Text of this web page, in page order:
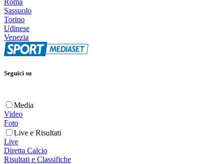
Roma
Sassuolo
Torino
Udinese
Venezia
Seguici su
Media
Video
Foto
Live e Risultati
Live
Diretta Calcio
Risultati e Classifiche